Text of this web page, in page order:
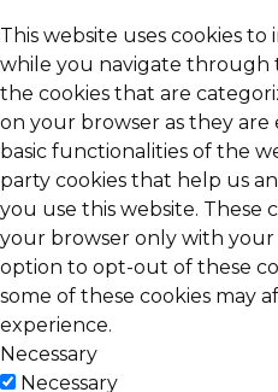
This website uses cookies
while you navigate through
the cookies that are
on your browser as they
basic functionalities of the
party cookies that help us
you use this website. These
your browser only with your
option to opt-out of these
some of these cookies may
experience.
Necessary
Necessary